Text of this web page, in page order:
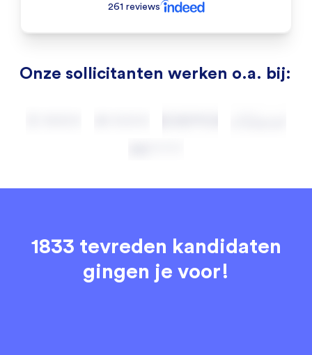
261 reviews
Onze sollicitanten werken o.a. bij:
1833 tevreden kandidaten
gingen je voor!